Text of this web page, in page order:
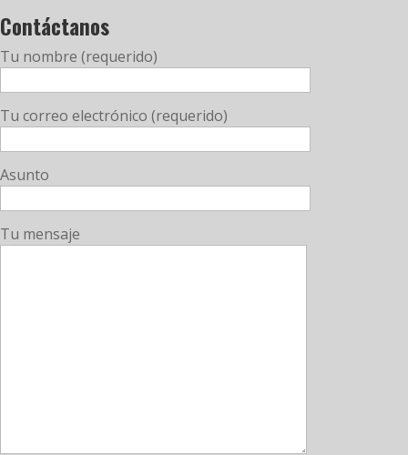
Contáctanos
Tu nombre (requerido)
Tu correo electrónico (requerido)
Asunto
Tu mensaje